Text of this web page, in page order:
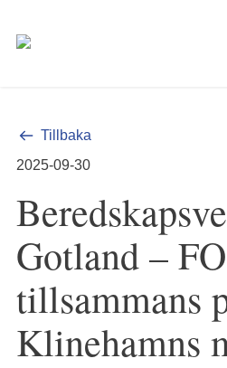
Tillbaka
2025-09-30
Gotland –
tillsammans
Klinehamns